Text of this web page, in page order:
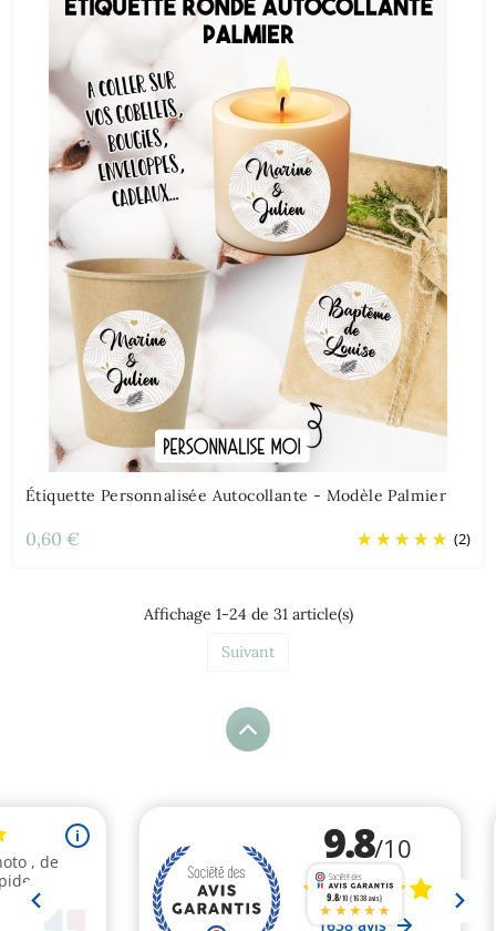
Étiquette Personnalisée Autocollante - Modèle Palmier
(2)
0,60 €
Affichage 1-24 de 31 article(s)
Suivant
9.8/10 (1638 avis)
★★★★★